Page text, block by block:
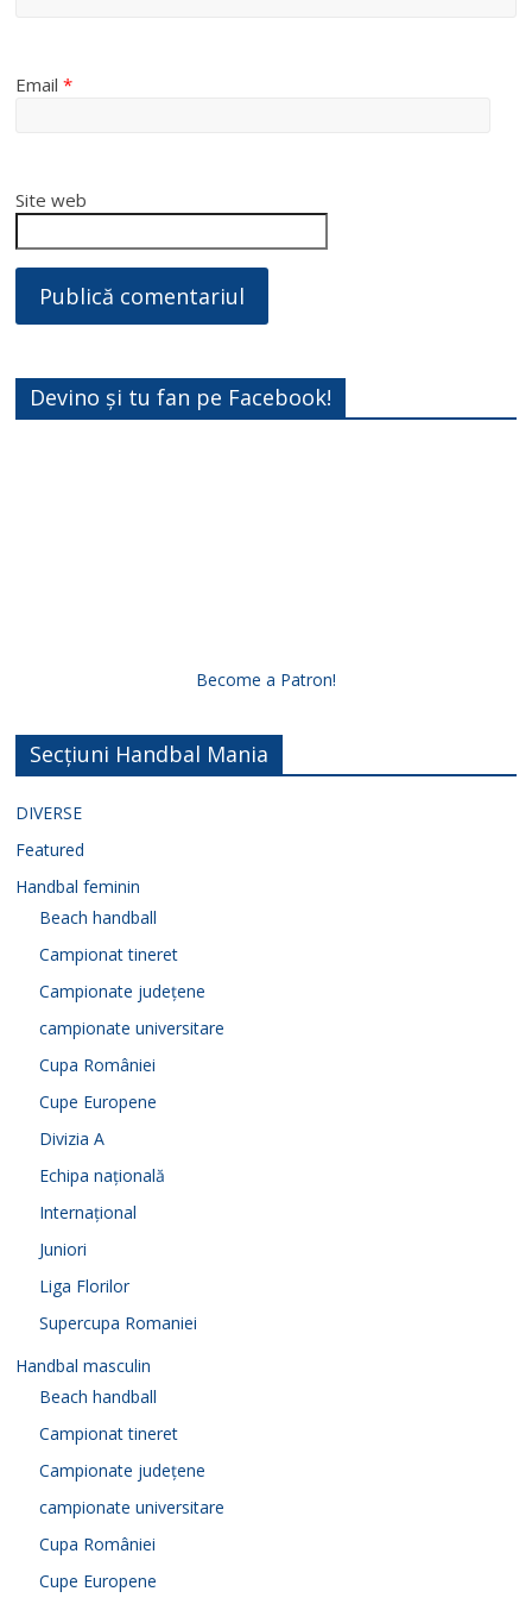
Email*
Site web
Devino și tu fan pe Facebook!
Become a Patron!
Secțiuni Handbal Mania
DIVERSE
Featured
Handbal feminin
Beach handball
Campionat tineret
Campionate județene
campionate universitare
Cupa României
Cupe Europene
Divizia A
Echipa națională
Internațional
Juniori
Liga Florilor
Supercupa Romaniei
Handbal masculin
Beach handball
Campionat tineret
Campionate județene
campionate universitare
Cupa României
Cupe Europene